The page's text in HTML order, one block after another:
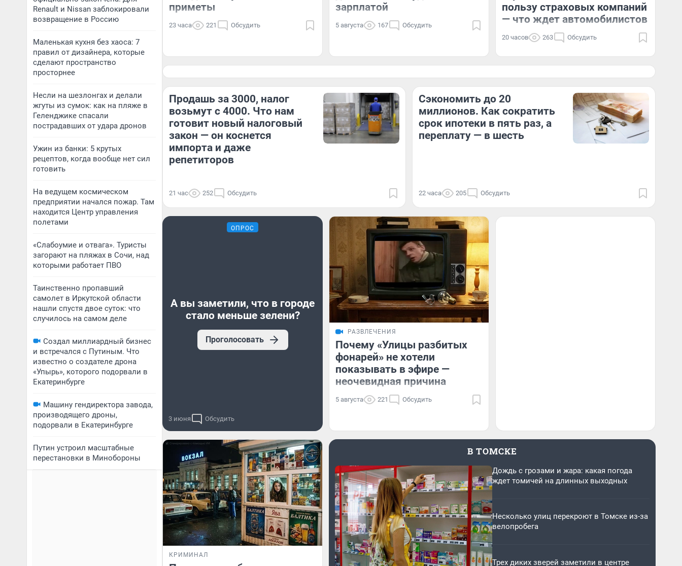
Renault и Nissan заблокировали
возвращение в Россию
Маленькая кухня без хаоса: 7
правил от дизайнера, которые
сделают пространство
просторнее
Несли на шезлонгах и делали
жгуты из сумок: как на пляже в
Геленджике спасали
пострадавших от удара дронов
Ужин из банки: 5 крутых
рецептов, когда вообще нет сил
готовить
На ведущем космическом
предприятии начался пожар. Там
находится Центр управления
полетами
«Слабоумие и отвага». Туристы
загорают на пляжах в Сочи, над
которыми работает ПВО
Таинственно пропавший
самолет в Иркутской области
нашли спустя двое суток: что
случилось на самом деле
Создал миллиардный бизнес
и встречался с Путиным. Что
известно о создателе дрона
«Упырь», которого подорвали в
Екатеринбурге
Машину гендиректора завода,
производящего дроны,
подорвали в Екатеринбурге
Путин устроил масштабные
перестановки в Минобороны
приметы
23 часа 221 Обсудить
зарплатой
5 августа 167 Обсудить
пользу страховых компаний
— что ждет автомобилистов
20 часов 263 Обсудить
Продашь за 3000, налог
возьмут с 4000. Что нам
готовит новый налоговый
закон — он коснется
импорта и даже
репетиторов
21 час 252 Обсудить
Сэкономить до 20
миллионов. Как сократить
срок ипотеки в пять раз, а
переплату — в шесть
22 часа 205 Обсудить
ОПРОС
А вы заметили, что в городе
стало меньше зелени?
Проголосовать
3 июня Обсудить
РАЗВЛЕЧЕНИЯ
Почему «Улицы разбитых
фонарей» не хотели
показывать в эфире —
неочевидная причина
5 августа 221 Обсудить
КРИМИНАЛ
В ТОМСКЕ
Дождь с грозами и жара: какая погода
ждет томичей на длинных выходных
Несколько улиц перекроют в Томске из-за
велопробега
Трех диких зверей заметили в центре